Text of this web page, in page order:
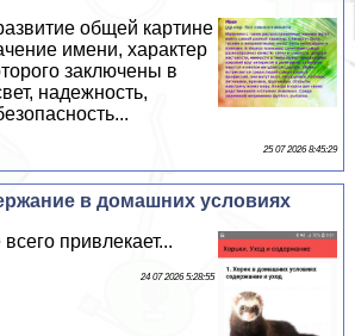
общей картине
имени, хаpaктер
заключены в
надежность,
25 07 2026 8:45:29
в домашних условиях
привлекает...
24 07 2026 5:28:55